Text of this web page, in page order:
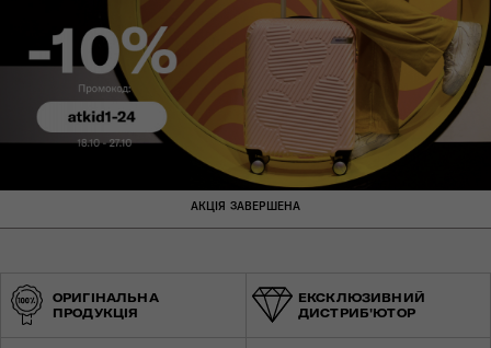
АКЦІЯ ЗАВЕРШЕНА
ОРИГІНАЛЬНА
ПРОДУКЦІЯ
ЕКСКЛЮЗИВНИЙ
ДИСТРИБ'ЮТОР